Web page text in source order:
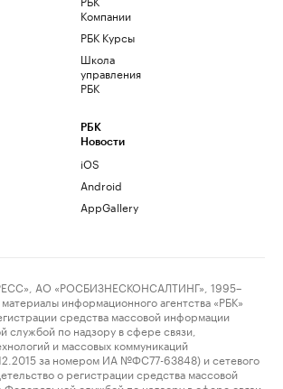
Компании
РБК Курсы
Школа
управления
РБК
РБК
Новости
iOS
Android
AppGallery
АО «РОСБИЗНЕСКОНСАЛТИНГ», 1995–
информационного агентства «РБК»
средства массовой информации
службой по надзору в сфере связи,
и массовых коммуникаций
за номером ИА №ФС77-63848) и сетевого
о регистрации средства массовой